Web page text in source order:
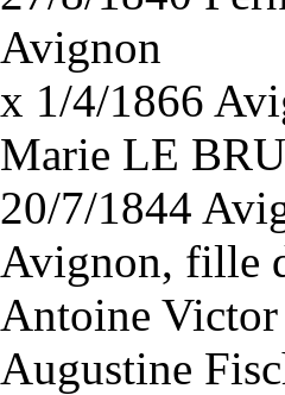
Avignon
x 1/4/1866
Marie LE
20/7/1844
Avignon, fille
Antoine Victor
Augustine